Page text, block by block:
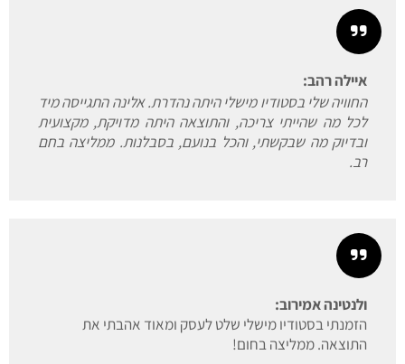
איילה רהב:
החוויה שלי בסטודיו מישלי היתה נהדרת. אלינה התגייסה מיד
לכל מה שהייתי צריכה, והתוצאה היתה מדויקת, מקצועית
ובדיוק מה שבקשתי, והכל בנועם, בסבלנות. ממליצה בחם
רב.
ולנטינה אמירוב:
הזמנתי בסטודיו מישלי שלט לעסק ומאוד אהבתי את
התוצאה. ממליצה בחום!